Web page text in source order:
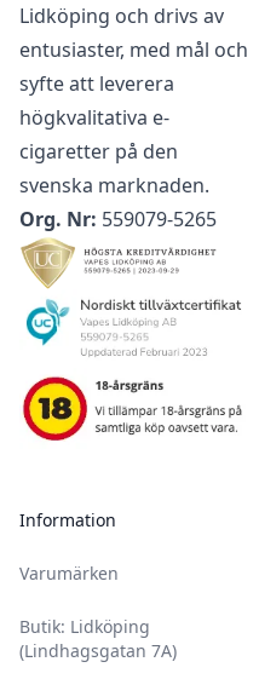
Lidköping och drivs av
entusiaster, med mål och
syfte att leverera
högkvalitativa e-
cigaretter på den
svenska marknaden.
Org. Nr: 559079-5265
Information
Varumärken
Butik: Lidköping
(Lindhagsgatan 7A)